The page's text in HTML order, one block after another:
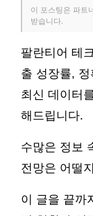
이 포스팅은 파트
받습니다.
팔란티어 테
출 성장률,
최신 데이터
해드립니다.
수많은 정보
전망은 어떨
이 글을 끝까